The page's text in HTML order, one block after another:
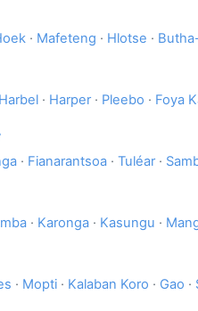
· Mafeteng · Hlotse ·
Harbel · Harper· Pleebo · Foya
· Fianarantsoa · Tuléar·
· Karonga · Kasungu ·
· Mopti · Kalaban Koro · Gao ·